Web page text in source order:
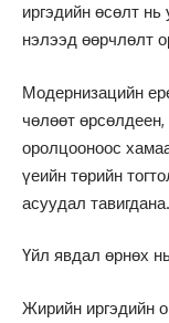
иргэдийн өсөлт
нэлээд өөрчлөлт
Модернизацийн
чөлөөт
оролцооноос
үеийн төрийн
асуудал тавигдана.
Үйл явдал өрнөх
Жирийн иргэдийн